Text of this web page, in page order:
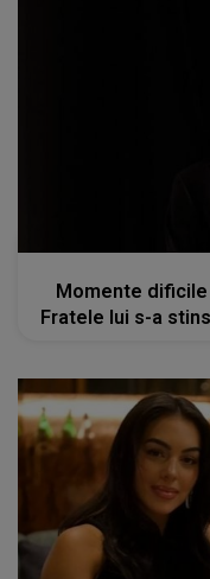
Momente dificile
Fratele lui s-a